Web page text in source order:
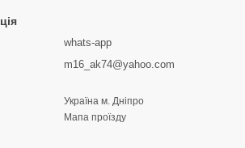
whats-app
m16_ak74@yahoo.com
Україна м. Дніпро
Мапа проїзду